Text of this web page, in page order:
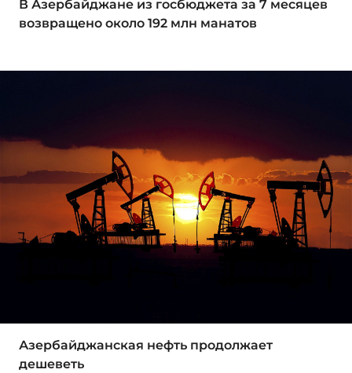
В Азербайджане из госбюджета за 7 месяцев
возвращено около 192 млн манатов
Азербайджанская нефть продолжает
дешеветь